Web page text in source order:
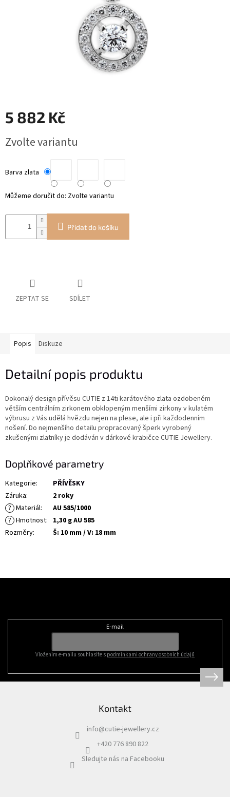
VELKOOBCHOD
Měna
5 882 Kč
cena:
Zvolte variantu
Barva zlata
Můžeme doručit do: Zvolte variantu
Přidat do košíku
ZEPTAT SE SDÍLET
Popis Diskuze
Detailní popis produktu
Dokonalý design přívěsu CUTIE z 14ti karátového zlata ozdobeném
větším centrálním zirkonem obklopeným menšími zirkony v kulatém
výbrusu z Vás udělá hvězdu nejen na plese, ale i při každodenním
nošení. Do nejmenšího detailu propracovaný šperk vyrobený
zkušenými zlatníky je dodáván v dárkové krabičce CUTIE Jewellery.
Doplňkové parametry
Kategorie:
PŘÍVĚSKY
Záruka:
2 roky
? Materiál:
AU 585/1000
? Hmotnost: 1,30 g AU 585
Rozměry: Š: 10 mm / V: 18 mm
E-mail
Vložením e-mailu souhlasíte s podmínkami ochrany osobních údajů
Kontakt
info@cutie-jewellery.cz
+420 776 890 822
Sledujte nás na Facebooku